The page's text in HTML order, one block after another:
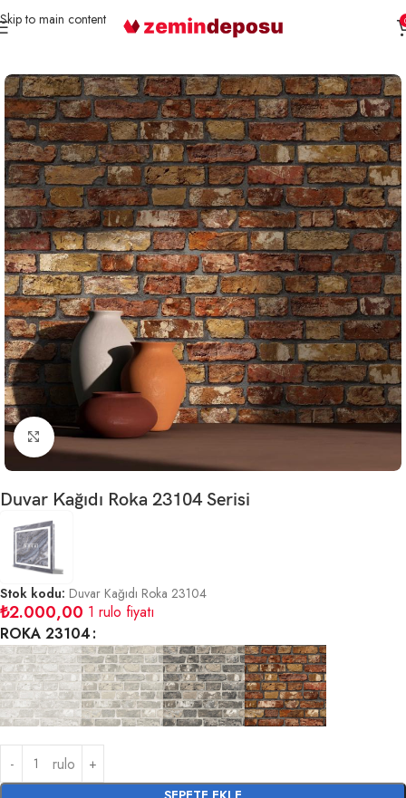
Skip to main content
Büyütmek için tıklayın
Duvar Kağıdı Roka 23104 Serisi
Stok kodu: Duvar Kağıdı Roka 23104
₺2.000,00 1 rulo fiyatı
ROKA 23104
rulo